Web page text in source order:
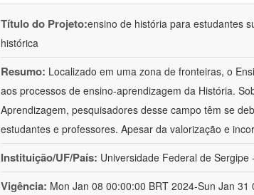
Título do Projeto:ensino de história para estudantes
histórica
Resumo: Localizado em uma zona de fronteiras, o
aos processos de ensino-aprendizagem da História.
Aprendizagem, pesquisadores desse campo têm se
estudantes e professores. Apesar da valorização e
Instituição/UF/País: Universidade Federal de Sergipe
Vigência: Mon Jan 08 00:00:00 BRT 2024-Sun Jan 31